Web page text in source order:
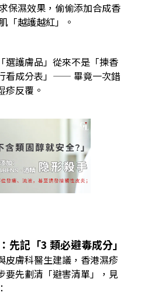
保濕效果，偷偷添加合成香
「越護越紅」。
選護膚品」從來不是「揀香
看成分表」—— 畢竟一次錯
疹反覆。
先記「3 類必避毒成分」
皮膚科醫生建議，香港濕疹
要先劃清「避害清單」，見